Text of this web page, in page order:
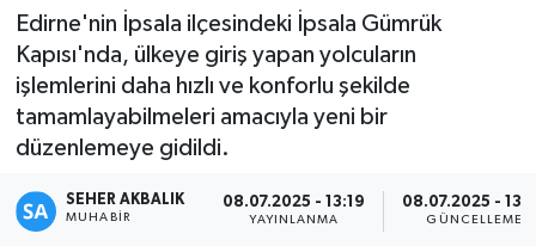
Edirne'nin İpsala ilçesindeki İpsala Gümrük
Kapısı'nda, ülkeye giriş yapan yolcuların
işlemlerini daha hızlı ve konforlu şekilde
tamamlayabilmeleri amacıyla yeni bir
düzenlemeye gidildi.
SEHER AKBALIK
MUHABIR
08.07.2025 - 13:19
YAYINLANMA
08.07.2025 -
GÜNCELLEME